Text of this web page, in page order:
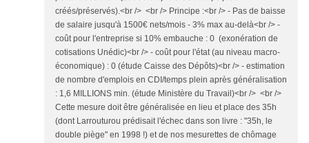
créés/préservés).<br /> <br /> Principe :<br /> - Pas de baisse
de salaire jusqu'à 1500€ nets/mois - 3% max au-delà<br /> -
coût pour l'entreprise si 10% embauche : 0 (exonération de
cotisations Unédic)<br /> - coût pour l'état (au niveau macro-
économique) : 0 (étude Caisse des Dépôts)<br /> - estimation
de nombre d'emplois en CDI/temps plein après généralisation
: 1,6 MILLIONS min. (étude Ministère du Travail)<br /> <br />
Cette mesure doit être généralisée en lieu et place des 35h
(dont Larrouturou prédisait l'échec dans son livre : "35h, le
double piège" en 1998 !) et de nos mesurettes de chômage